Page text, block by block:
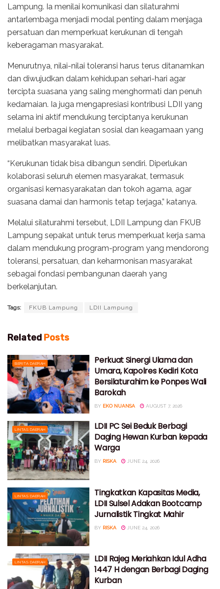
Lampung. Ia menilai komunikasi dan silaturahmi
antarlembaga menjadi modal penting dalam menjaga
persatuan dan memperkuat kerukunan di tengah
keberagaman masyarakat.
Menurutnya, nilai-nilai toleransi harus terus ditanamkan
dan diwujudkan dalam kehidupan sehari-hari agar
tercipta suasana yang saling menghormati dan penuh
kedamaian. Ia juga mengapresiasi kontribusi LDII yang
selama ini aktif mendukung terciptanya kerukunan
melalui berbagai kegiatan sosial dan keagamaan yang
melibatkan masyarakat luas.
“Kerukunan tidak bisa dibangun sendiri. Diperlukan
kolaborasi seluruh elemen masyarakat, termasuk
organisasi kemasyarakatan dan tokoh agama, agar
suasana damai dan harmonis tetap terjaga,” katanya.
Melalui silaturahmi tersebut, LDII Lampung dan FKUB
Lampung sepakat untuk terus memperkuat kerja sama
dalam mendukung program-program yang mendorong
toleransi, persatuan, dan keharmonisan masyarakat
sebagai fondasi pembangunan daerah yang
berkelanjutan.
Tags: FKUB Lampung LDII Lampung
Related Posts
BERITA DAERAH
Perkuat Sinergi Ulama dan
Umara, Kapolres Kediri Kota
Bersilaturahim ke Ponpes Wali
Barokah
BY EKO NUANSA AUGUST 7, 2026
LINTAS DAERAH
LDII PC Sei Beduk Berbagi
Daging Hewan Kurban kepada
Warga
BY RISKA JUNE 24, 2026
LINTAS DAERAH
Tingkatkan Kapasitas Media,
LDII Sulsel Adakan Bootcamp
Jurnalistik Tingkat Mahir
BY RISKA JUNE 24, 2026
LINTAS DAERAH
LDII Rajeg Meriahkan Idul Adha
1447 H dengan Berbagi Daging
Kurban